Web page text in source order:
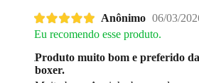
Anônimo 06/03/
Eu recomendo esse produto.
Produto muito bom e preferido
boxer.